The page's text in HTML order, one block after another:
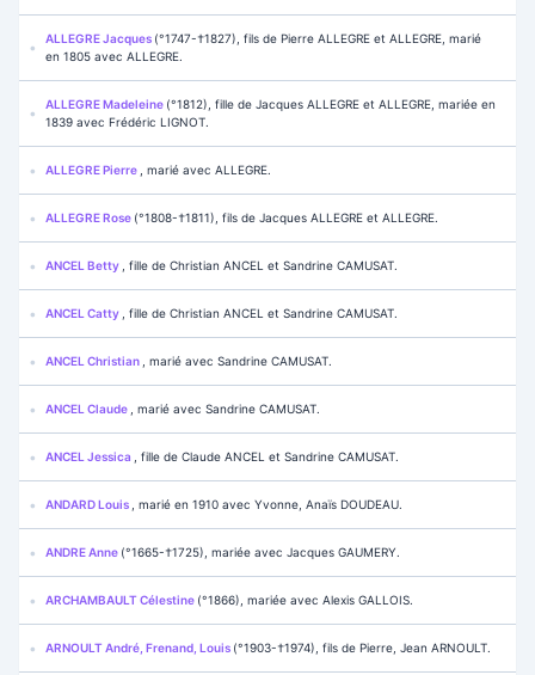
ALLEGRE Jacques (°1747-†1827), fils de Pierre ALLEGRE et ALLEGRE, marié
en 1805 avec ALLEGRE.
ALLEGRE Madeleine (°1812), fille de Jacques ALLEGRE et ALLEGRE, mariée en
1839 avec Frédéric LIGNOT.
ALLEGRE Pierre , marié avec ALLEGRE.
ALLEGRE Rose (°1808-†1811), fils de Jacques ALLEGRE et ALLEGRE.
ANCEL Betty , fille de Christian ANCEL et Sandrine CAMUSAT.
ANCEL Catty , fille de Christian ANCEL et Sandrine CAMUSAT.
ANCEL Christian , marié avec Sandrine CAMUSAT.
ANCEL Claude , marié avec Sandrine CAMUSAT.
ANCEL Jessica , fille de Claude ANCEL et Sandrine CAMUSAT.
ANDARD Louis , marié en 1910 avec Yvonne, Anaïs DOUDEAU.
ANDRE Anne (°1665-†1725), mariée avec Jacques GAUMERY.
ARCHAMBAULT Célestine (°1866), mariée avec Alexis GALLOIS.
ARNOULT André, Frenand, Louis (°1903-†1974), fils de Pierre, Jean ARNOULT.